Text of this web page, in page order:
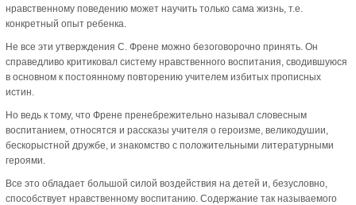
нравственному поведению может научить только сама жизнь, т.е.
конкретный опыт ребенка.
Не все эти утверждения С. Френе можно безоговорочно принять. Он
справедливо критиковал систему нравственного воспитания, сводившуюся
в основном к постоянному повторению учителем избитых прописных
истин.
Но ведь к тому, что Френе пренебрежительно называл словесным
воспитанием, относятся и рассказы учителя о героизме, великодушии,
бескорыстной дружбе, и знакомство с положительными литературными
героями.
Все это обладает большой силой воздействия на детей и, безусловно,
способствует нравственному воспитанию. Содержание так называемого